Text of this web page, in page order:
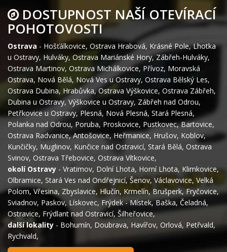
DOSTUPNOST NAŠÍ OTEVÍRACÍ
POHOTOVOSTI
Ostrava - Hošťálkovice, Ostrava Hrabová, Krásné Pole,Lhotka
u Ostravy, Hulváky, Ostrava Mariánské Hory,Zábřeh-Hulváky,
Ostrava Martinov, Ostrava Michálkovice, Přívoz, Moravská
Ostrava, Nová Bělá, Nová Ves u Ostravy, Ostrava Bělský Les,
Ostrava Dubina, Hrabůvka,Ostrava Výškovice, Ostrava Zábřeh,
Dubina u Ostravy, Výškovice u Ostravy, Zábřeh nad Odrou,
Petřkovice u Ostravy, Plesná, Nová Plesná, Stará Plesná,
Polanka nad Odrou, Poruba, Proskovice, Pustkovec,Bartovice,
Ostrava Radvanice,Antošovice, Heřmanice, Hrušov, Koblov,
Kunčičky, Muglinov, Kunčice nad Ostravicí, Stará Bělá, Ostrava
Svinov, Ostrava Třebovice, Ostrava Vítkovice,
okolí Ostravy - Vratimov, Dolní Lhota, Horní Lhota, Klimkovice,
Olbramice, Stará Ves nad Ondřejnicí,Šenov,Václavovice, Velká
Polom,Vřesina, Zbyslavice, Hlučín, Krmelín,Brušperk,Fryčovice,
Sviadnov, Paskov, Lískovec, Frýdek - Místek,Baška, Čeladná,
Ostravice, Frýdlant nad Ostravicí, Šilheřovice,
další lokality - Bohumín, Doubrava, Havířov, Orlová, Petřvald,
Rychvald,